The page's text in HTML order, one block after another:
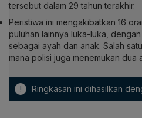
tersebut dalam 29 tahun terakhir.
Peristiwa ini mengakibatkan 16
puluhan lainnya luka-luka,
sebagai ayah dan anak. Salah
mana polisi juga menemukan dua
! Ringkasan ini dihasilkan